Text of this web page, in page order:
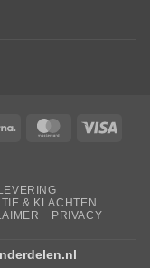
Klarna MasterCard
& KLACHTEN
PRIVACY